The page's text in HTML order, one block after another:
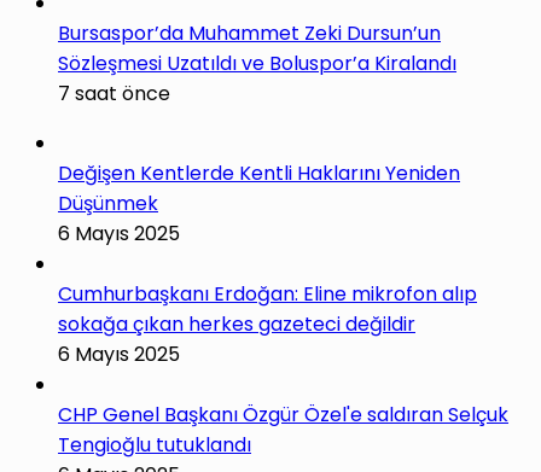
Bursaspor’da Muhammet Zeki Dursun’un
Sözleşmesi Uzatıldı ve Boluspor’a Kiralandı
7 saat önce
Değişen Kentlerde Kentli Haklarını Yeniden
Düşünmek
6 Mayıs 2025
Cumhurbaşkanı Erdoğan: Eline mikrofon alıp
sokağa çıkan herkes gazeteci değildir
6 Mayıs 2025
CHP Genel Başkanı Özgür Özel'e saldıran Selçuk
Tengioğlu tutuklandı